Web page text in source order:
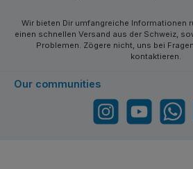
Wir bieten Dir umfangreiche Informationen
einen schnellen Versand aus der Schweiz,
Problemen. Zögere nicht, uns bei
kontaktieren.
Our communities
Instagram YouTube WhatsApp